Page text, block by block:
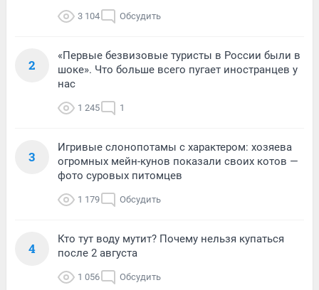
3 104 Обсудить
2
«Первые безвизовые туристы в России были в
шоке». Что больше всего пугает иностранцев у
нас
1 245 1
3
Игривые слонопотамы с характером: хозяева
огромных мейн-кунов показали своих котов —
фото суровых питомцев
1 179 Обсудить
4
Кто тут воду мутит? Почему нельзя купаться
после 2 августа
1 056 Обсудить